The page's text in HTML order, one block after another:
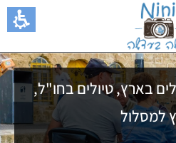
בארץ,טיולים בחו"ל,
למסלול